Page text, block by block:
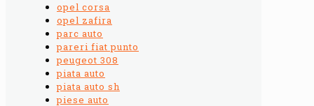
opel corsa
opel zafira
parc auto
pareri fiat punto
peugeot 308
piata auto
piata auto sh
piese auto